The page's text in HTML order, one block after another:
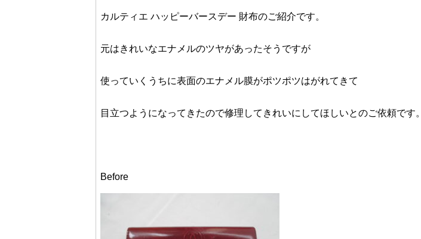
カルティエ ハッピーバースデー 財布のご紹介です。
元はきれいなエナメルのツヤがあったそうですが
使っていくうちに表面のエナメル膜がポツポツはがれてきて
目立つようになってきたので修理してきれいにしてほしいとのご依頼です。
Before